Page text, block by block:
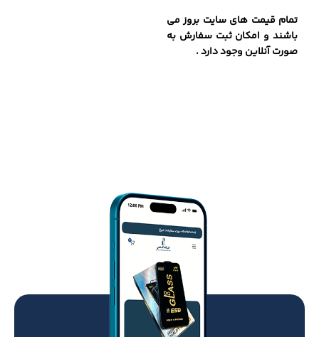
تمام قیمت های سایت بروز می
باشند و امکان ثبت سفارش به
صورت آنلاین وجود دارد .